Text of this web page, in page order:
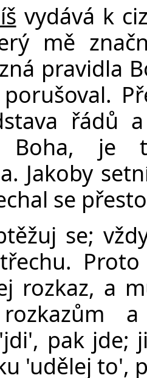
vydává k
mě
pravidla
řádů
Boha, je
Jakoby
se
se;
rozkaz, a
pak jde;
'udělej to',